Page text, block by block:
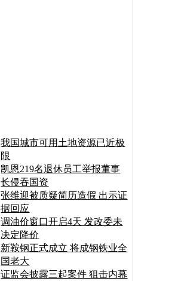
我国城市可用土地资源已近极
限
凯恩219名退休员工举报董事
长侵吞国资
张维迎被质疑简历造假 出示证
据回应
调油价窗口开启4天 发改委未
决定降价
新鞍钢正式成立 将成钢铁业全
国老大
证监会披露三起案件 狙击内幕